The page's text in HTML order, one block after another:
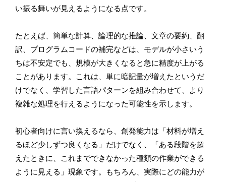
い振る舞いが見えるようになる点です。
たとえば、簡単な計算、論理的な推論、文章の要約、翻
訳、プログラムコードの補完などは、モデルが小さいう
ちは不安定でも、規模が大きくなると急に精度が上がる
ことがあります。これは、単に暗記量が増えたというだ
けでなく、学習した言語パターンを組み合わせて、より
複雑な処理を行えるようになった可能性を示します。
初心者向けに言い換えるなら、創発能力は「材料が増え
るほど少しずつ良くなる」だけでなく、「ある段階を超
えたときに、これまでできなかった種類の作業ができる
ように見える」現象です。もちろん、実際にどの能力が